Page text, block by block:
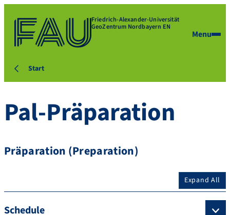
Friedrich-Alexander-Universität
GeoZentrum Nordbayern EN
Menu
Start
Pal-Präparation
Präparation (Preparation)
Expand All
Schedule